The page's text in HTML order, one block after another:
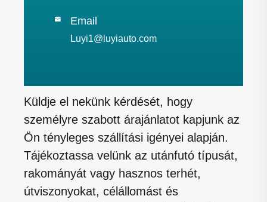
 Email
Luyi1@luyiauto.com
Küldje el nekünk kérdését, hogy
személyre szabott árajánlatot kapjunk az
Ön tényleges szállítási igényei alapján.
Tájékoztassa velünk az utánfutó típusát,
rakományát vagy hasznos terhét,
útviszonyokat, célállomást és